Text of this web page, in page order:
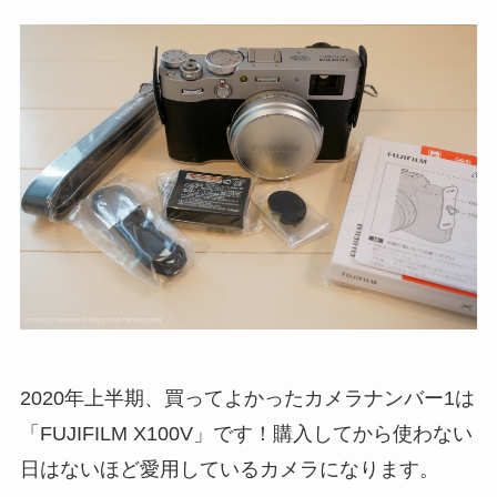
2020年上半期、買ってよかったカメラナンバー1は
「FUJIFILM X100V」です！購入してから使わない
日はないほど愛用しているカメラになります。